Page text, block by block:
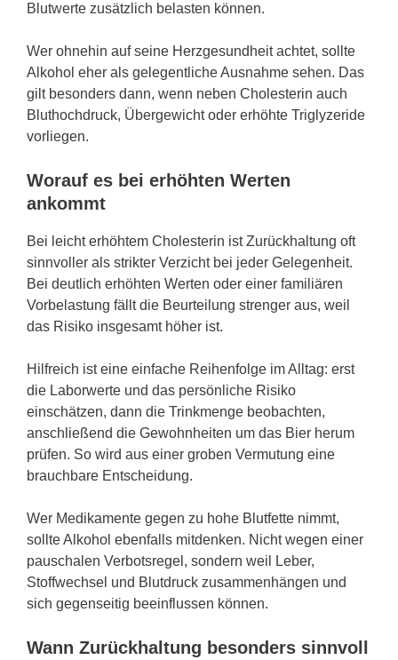
Blutwerte zusätzlich belasten können.
Wer ohnehin auf seine Herzgesundheit achtet, sollte
Alkohol eher als gelegentliche Ausnahme sehen. Das
gilt besonders dann, wenn neben Cholesterin auch
Bluthochdruck, Übergewicht oder erhöhte Triglyzeride
vorliegen.
Worauf es bei erhöhten Werten
ankommt
Bei leicht erhöhtem Cholesterin ist Zurückhaltung oft
sinnvoller als strikter Verzicht bei jeder Gelegenheit.
Bei deutlich erhöhten Werten oder einer familiären
Vorbelastung fällt die Beurteilung strenger aus, weil
das Risiko insgesamt höher ist.
Hilfreich ist eine einfache Reihenfolge im Alltag: erst
die Laborwerte und das persönliche Risiko
einschätzen, dann die Trinkmenge beobachten,
anschließend die Gewohnheiten um das Bier herum
prüfen. So wird aus einer groben Vermutung eine
brauchbare Entscheidung.
Wer Medikamente gegen zu hohe Blutfette nimmt,
sollte Alkohol ebenfalls mitdenken. Nicht wegen einer
pauschalen Verbotsregel, sondern weil Leber,
Stoffwechsel und Blutdruck zusammenhängen und
sich gegenseitig beeinflussen können.
Wann Zurückhaltung besonders sinnvoll